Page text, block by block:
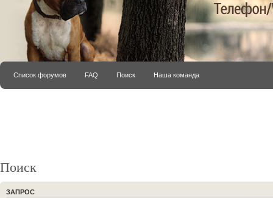
Список форумов FAQ Поиск Наша команда
Поиск
ЗАПРОС